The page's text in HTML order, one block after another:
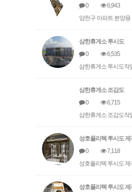
0
6,943
양천구 아파트 분양용
삼한휴게소 투시도
0
6,535
삼한휴게소 투시도작
삼한휴게소 조감도
0
6,715
삼한휴게소 조감도작
성호폴리텍 투시도 제
0
7,118
성호폴리텍 투시도
성호폴리텍 투시도 제